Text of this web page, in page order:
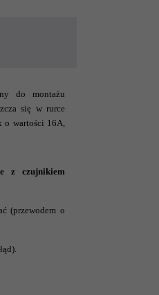
do montażu
się w rurce
o wartości 16A,
z czujnikiem
(przewodem o